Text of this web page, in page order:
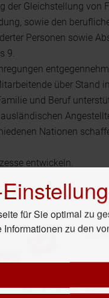
der Gleichstellung von
sowie den
Personen sowie
9.
über Stand
und Beruf
Nationen
entwickeln.
für Sie optimal zu
Informationen zu den